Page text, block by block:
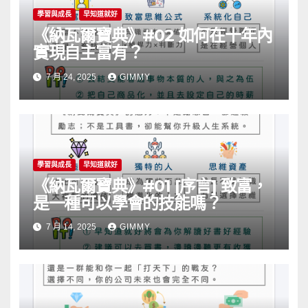
學習與成長 早知道就好
《納瓦爾寶典》#02 如何在十年內
實現自主富有？
7 月 24, 2025 GIMMY
學習與成長 早知道就好
《納瓦爾寶典》#01 [序言] 致富，
是一種可以學會的技能嗎？
7 月 14, 2025 GIMMY